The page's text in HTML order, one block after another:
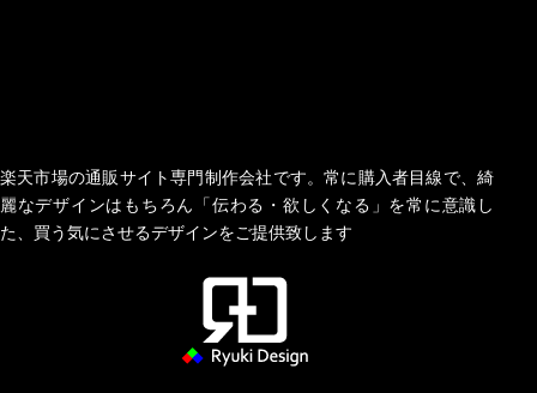
楽天市場の通販サイト専門制作会社です。常に購入者目線で、綺
麗なデザインはもちろん「伝わる・欲しくなる」を常に意識し
た、買う気にさせるデザインをご提供致します